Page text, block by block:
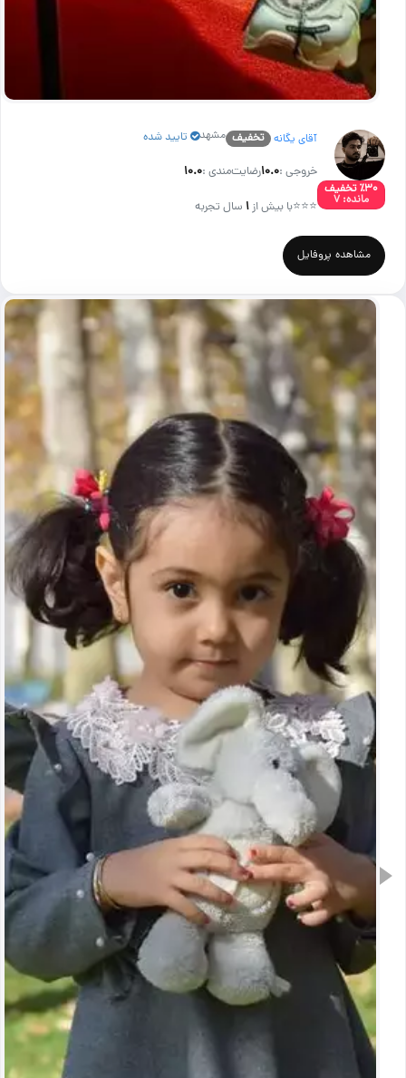
٪۳۰ تخفیف
مانده: ۷
آقای یگانه تخفیف مشهد تایید شده
خروجی :۱۰.۰رضایت‌مندی :۱۰.۰
⭐⭐⭐با بیش از۱ سال تجربه
مشاهده پروفایل